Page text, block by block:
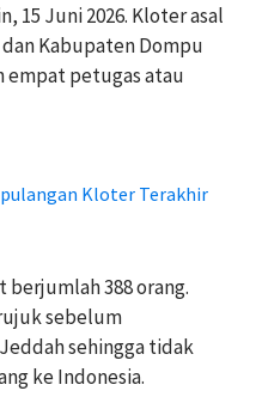
15 Juni 2026. Kloter asal
Kabupaten Dompu
empat petugas atau
Kloter Terakhir
388 orang.
sebelum
sehingga tidak
ke Indonesia.